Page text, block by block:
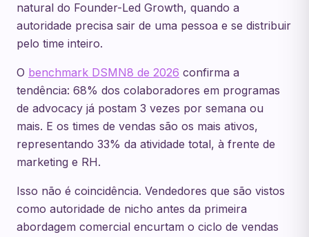
natural do Founder-Led Growth, quando a
autoridade precisa sair de uma pessoa e se distribuir
pelo time inteiro.
O benchmark DSMN8 de 2026 confirma a
tendência: 68% dos colaboradores em programas
de advocacy já postam 3 vezes por semana ou
mais. E os times de vendas são os mais ativos,
representando 33% da atividade total, à frente de
marketing e RH.
Isso não é coincidência. Vendedores que são vistos
como autoridade de nicho antes da primeira
abordagem comercial encurtam o ciclo de vendas